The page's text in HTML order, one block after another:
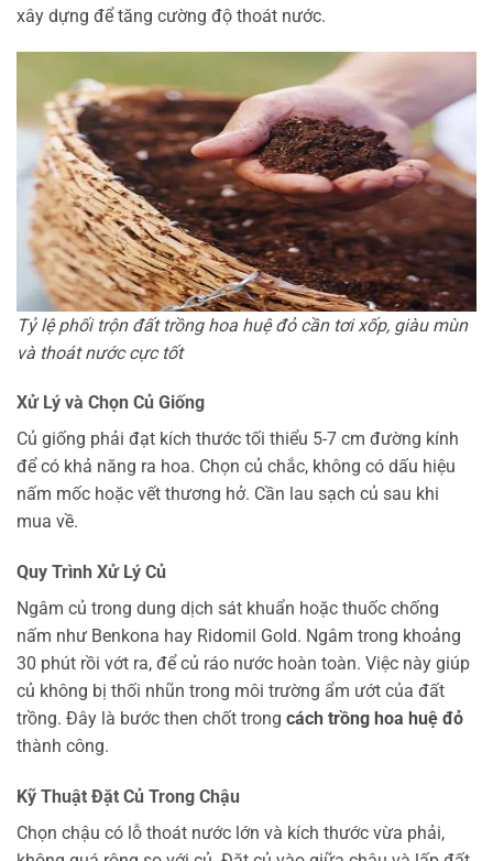
xây dựng để tăng cường độ thoát nước.
Tỷ lệ phối trộn đất trồng hoa huệ đỏ cần tơi xốp, giàu mùn
và thoát nước cực tốt
Xử Lý và Chọn Củ Giống
Củ giống phải đạt kích thước tối thiểu 5-7 cm đường kính
để có khả năng ra hoa. Chọn củ chắc, không có dấu hiệu
nấm mốc hoặc vết thương hở. Cần lau sạch củ sau khi
mua về.
Quy Trình Xử Lý Củ
Ngâm củ trong dung dịch sát khuẩn hoặc thuốc chống
nấm như Benkona hay Ridomil Gold. Ngâm trong khoảng
30 phút rồi vớt ra, để củ ráo nước hoàn toàn. Việc này giúp
củ không bị thối nhũn trong môi trường ẩm ướt của đất
trồng. Đây là bước then chốt trong cách trồng hoa huệ đỏ
thành công.
Kỹ Thuật Đặt Củ Trong Chậu
Chọn chậu có lỗ thoát nước lớn và kích thước vừa phải,